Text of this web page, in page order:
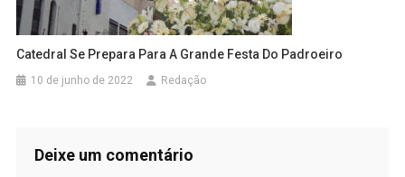
Catedral Se Prepara Para A Grande Festa Do Padroeiro
10 de junho de 2022 Redação
Deixe um comentário